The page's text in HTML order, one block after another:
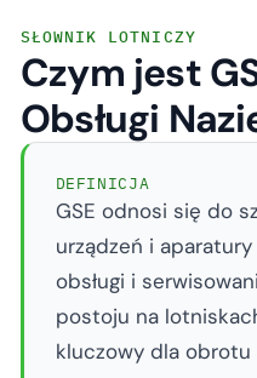
SŁOWNIK LOTNICZY
Czym jest
Obsługi
DEFINICJA
GSE odnosi się do
urządzeń i
obsługi i
postoju na
kluczowy dla obrotu